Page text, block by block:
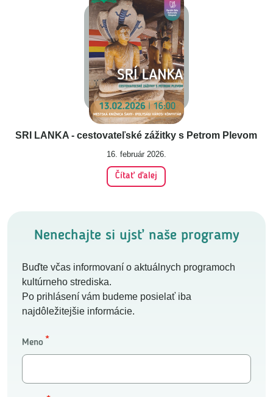
SRI LANKA - cestovateľské zážitky s Petrom Plevom
16. február 2026.
Čítať ďalej
Nenechajte si ujsť naše programy
Buďte včas informovaní o aktuálnych programoch
kultúrneho strediska.
Po prihlásení vám budeme posielať iba
najdôležitejšie informácie.
Meno